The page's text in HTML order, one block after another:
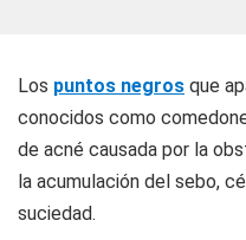
Los puntos negros que
conocidos como
de acné causada por la
la acumulación del sebo,
suciedad.